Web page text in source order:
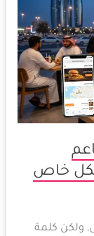
خاص
ولكن كلمة